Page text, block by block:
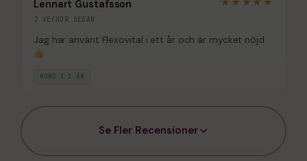
Lennart Gustafsson
2 VECKOR SEDAN
Jag har använt Flexovital i ett år och är mycket nöjd
KUND I 1 ÅR
Se Fler Recensioner